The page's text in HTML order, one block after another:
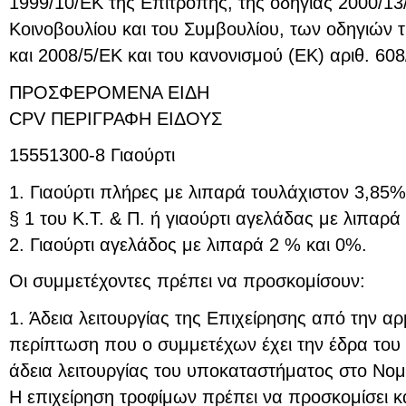
Κοινοβουλίου και του Συμβουλίου, των
και 2008/5/ΕΚ και του κανονισμού (ΕΚ) αριθ.
ΠΡΟΣΦΕΡΟΜΕΝΑ ΕΙΔΗ
CPV ΠΕΡΙΓΡΑΦΗ ΕΙΔΟΥΣ
15551300-8 Γιαούρτι
1. Γιαούρτι πλήρες με λιπαρά τουλάχιστον
§ 1 του Κ.Τ. & Π. ή γιαούρτι αγελάδας με
2. Γιαούρτι αγελάδος με λιπαρά 2 % και 0%.
Οι συμμετέχοντες πρέπει να προσκομίσουν:
1. Άδεια λειτουργίας της Επιχείρησης από την
περίπτωση που ο συμμετέχων έχει την έδρα του
άδεια λειτουργίας του υποκαταστήματος στο
Η επιχείρηση τροφίμων πρέπει να προσκομίσει